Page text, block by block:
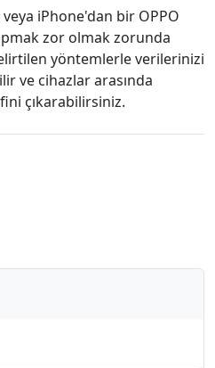
iPhone'dan bir OPPO
zor olmak zorunda
yöntemlerle verilerinizi
ve cihazlar arasında
çıkarabilirsiniz.